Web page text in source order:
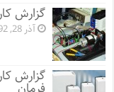
گزارش
آذر 28, 1392
گزارش